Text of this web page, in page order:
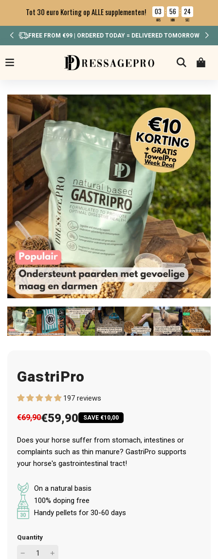
Tot 30 euro Korting op ALLE supplementen! 03 : 56 : 22
HRS MIN SEC
IN WEEKEND BESTELD? MAANDAG VERSTUURD
GastriPro
197 reviews
€69,90€59,90 SAVE €10,00
Does your horse suffer from stomach, intestines or
complaints such as thin manure? GastriPro supports
your horse's gastrointestinal tract!
On a natural basis
100% doping free
Handy pellets for 30-60 days
Quantity